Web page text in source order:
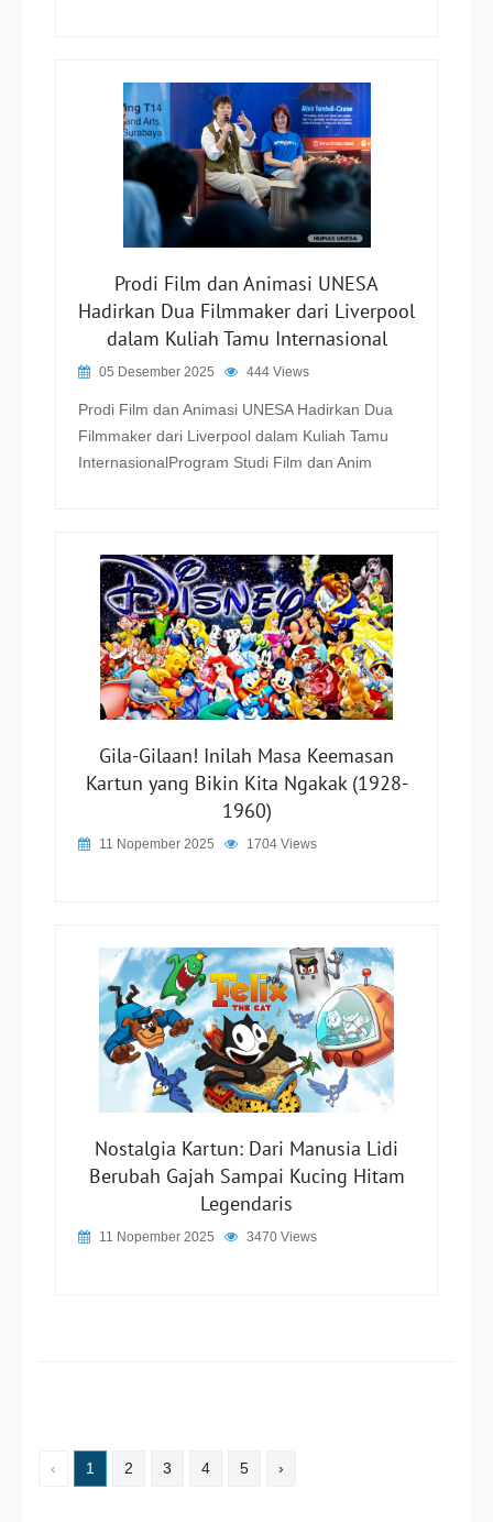
Prodi Film dan Animasi UNESA
Hadirkan Dua Filmmaker dari Liverpool
dalam Kuliah Tamu Internasional
05 Desember 2025 444 Views
Prodi Film dan Animasi UNESA Hadirkan Dua
Filmmaker dari Liverpool dalam Kuliah Tamu
InternasionalProgram Studi Film dan Anim
Gila-Gilaan! Inilah Masa Keemasan
Kartun yang Bikin Kita Ngakak (1928-
1960)
11 Nopember 2025 1704 Views
Nostalgia Kartun: Dari Manusia Lidi
Berubah Gajah Sampai Kucing Hitam
Legendaris
11 Nopember 2025 3470 Views
‹ 1 2 3 4 5 ›